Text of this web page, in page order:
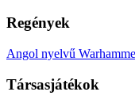
Regények
Angol nyelvű
Társasjátékok